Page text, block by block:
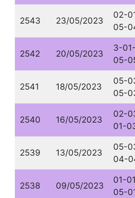
2543 23/05/2023
02-
05-
2542 20/05/2023
3-
05-
2541 18/05/2023
05-
05-
2540 16/05/2023
02-
01-
2539 13/05/2023
05-
04-
2538 09/05/2023
01-
05-